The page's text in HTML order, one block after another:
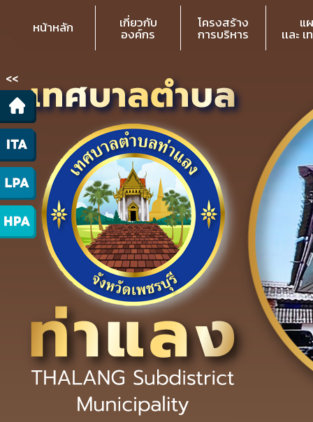
<<
หน้าหลัก เกี่ยวกับ
องค์กร
โครงสร้าง
การบริหาร
แ
เเละ